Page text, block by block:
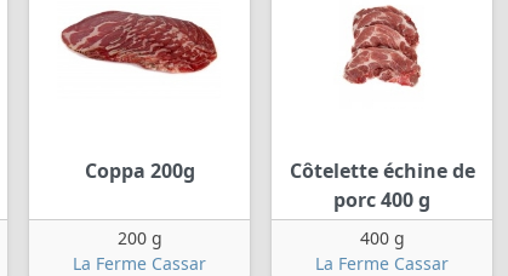
Coppa 200g
200 g
La Ferme Cassar
Côtelette échine de
porc 400 g
400 g
La Ferme Cassar